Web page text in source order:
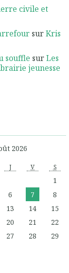
civile et
surKris
souffle surLes
jeunesse
2026
J V S
1
6 7
8
13 14
15
20 21
22
27 28
29